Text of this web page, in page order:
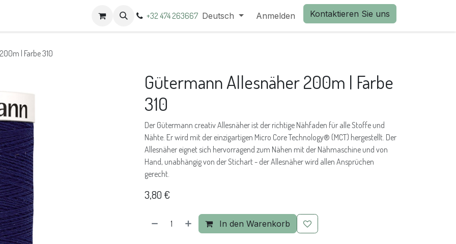
+32 474 263667 Deutsch Anmelden Kontaktieren Sie uns
| Farbe 310
Gütermann Allesnäher 200m | Farbe
310
Der Gütermann creativ Allesnäher ist der richtige Nähfaden für alle Stoffe und
Nähte. Er wird mit der einzigartigen Micro Core Technology® (MCT) hergestellt. Der
Allesnäher eignet sich hervorragend zum Nähen mit der Nähmaschine und von
Hand, unabhängig von der Stichart - der Allesnäher wird allen Ansprüchen
gerecht.
3,80 €
In den Warenkorb